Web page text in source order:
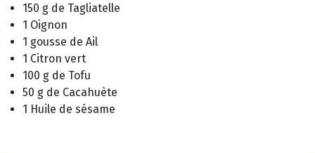
150 g de Tagliatelle
1 Oignon
1 gousse de Ail
1 Citron vert
100 g de Tofu
50 g de Cacahuète
1 Huile de sésame